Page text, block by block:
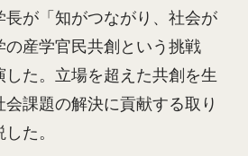
長が「知がつながり、社会が
産学官民共創という挑戦
した。立場を超えた共創を生
課題の解決に貢献する取り
た。